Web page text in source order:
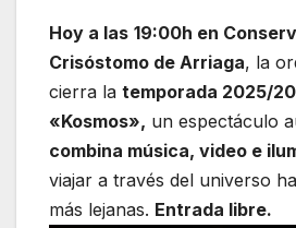
Hoy a las 19:00h en
Crisóstomo de Arriaga, la
cierra la temporada 2025/
«Kosmos», un espectáculo
combina música, video e
viajar a través del universo
más lejanas. Entrada libre.